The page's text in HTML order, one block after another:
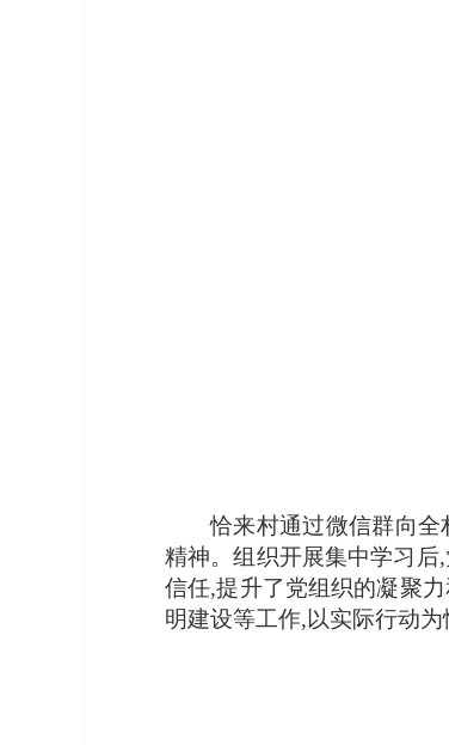
恰来村通过微信群向
精神。组织开展集中学习
信任,提升了党组织的凝聚
明建设等工作,以实际行动为